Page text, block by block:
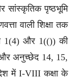
सांस्कृतिक पृष्ठभूमि
वाली शिक्षा तक
1(4) और 1(()) की
और अनुच्छेद 14, 15,
में I-VIII कक्षा के